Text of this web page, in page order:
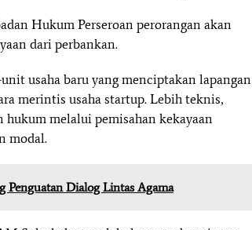
Hukum Perseroan perorangan akan
dari perbankan.
usaha baru yang menciptakan lapangan
merintis usaha startup. Lebih teknis,
hukum melalui pemisahan kekayaan
modal.
Penguatan Dialog Lintas Agama